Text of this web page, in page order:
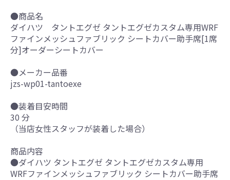
●商品名
ダイハツ タントエグゼ タントエグゼカスタム専用WRF
ファインメッシュファブリック シートカバー助手席[1席
分]オーダーシートカバー
●メーカー品番
jzs-wp01-tantoexe
●装着目安時間
30 分
（当店女性スタッフが装着した場合）
商品内容
●ダイハツ タントエグゼ タントエグゼカスタム専用
WRFファインメッシュファブリック シートカバー助手席